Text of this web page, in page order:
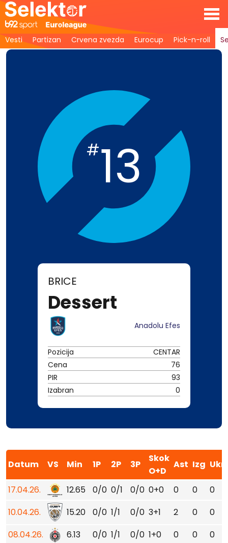
Vesti Partizan Crvena zvezda Eurocup Pick-n-roll
BRICE
Dessert
Anadolu Efes
Pozicija
CENTAR
Cena
76
PIR
93
Izabran
0
#13
Datum VS Min 1P 2P 3P
Skok
O+D
Ast Izg Ukr
17.04.26. 12.65 0/0 0/1 0/0 0+0 0 0
0
10.04.26.
15.20 0/0 1/1 0/0 3+1 2 0
0
08.04.26.
6.13 0/0 1/1 0/0 1+0 0 0
0